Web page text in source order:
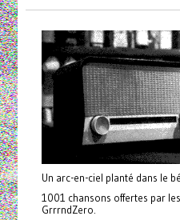
Un arc-en-ciel planté dans le
1001 chansons offertes par
GrrrndZero.